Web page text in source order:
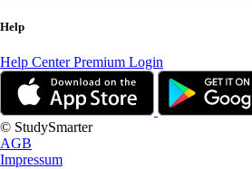
Help
Help CenterPremium Login
© StudySmarter
AGB
Impressum